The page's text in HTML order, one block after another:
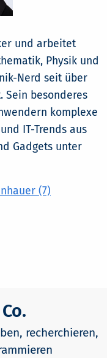
und arbeitet
Physik und
Nerd seit über
Sein besonderes
komplexe
IT-Trends aus
Gadgets unter
(7)
recherchieren,